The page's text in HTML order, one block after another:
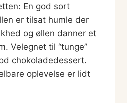
En god sort
er tilsat humle der
og øllen danner et
Velegnet til “tunge”
chokoladedessert.
oplevelse er lidt